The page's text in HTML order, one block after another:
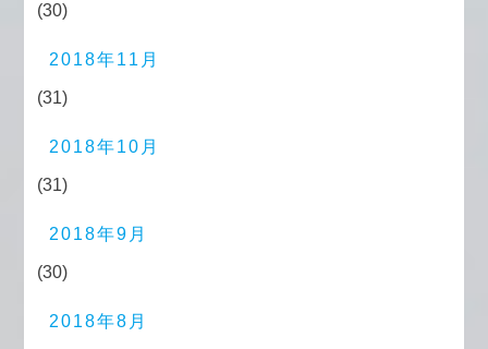
(30)
2018年11月
(31)
2018年10月
(31)
2018年9月
(30)
2018年8月